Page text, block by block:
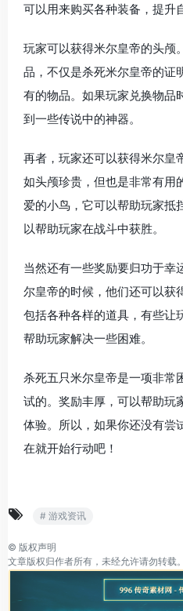
可以用来购买各种装备，提升
玩家可以获得米尔皇帝的头颅
品，不仅是杀死米尔皇帝的证
有的物品。如果玩家兑换物品
到一些传说中的神器。
再者，玩家还可以获得米尔皇
如头颅珍贵，但也是非常有用
爱的小鸟，它可以帮助玩家抵
以帮助玩家在战斗中获胜。
当然还有一些奖励要归功于幸
尔皇帝的时候，他们还可以获
包括各种各样的道具，有些让
帮助玩家解决一些困难。
杀死五只米尔皇帝是一项非常
试的。奖励丰厚，可以帮助玩
体验。所以，如果你还没有尝
在就开始行动吧！
# 游戏资讯
© 版权声明
文章版权归作者所有，未经允许请勿转载。